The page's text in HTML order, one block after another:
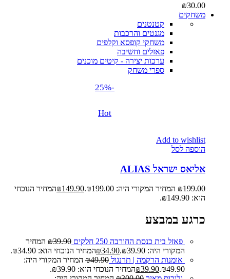
₪30.00
משחקים
קטנטנים
מגנטים והרכבות
משחקי קופסא וקלפים
פאזלים וחשיבה
ערכות יצירה - קיטים מוכנים
ספרי משחק
-25%
Hot
Add to wishlist
הוספה לסל
אליאס ישראל ALIAS
₪199.00 המחיר המקורי היה: ₪199.00. ₪149.90
המחיר הנוכחי
הוא: ₪149.90.
כרגע במבצע
פאזל בית כנסת החורבה 250 חלקים ₪39.90
המחיר
המקורי היה: ₪39.90.
₪34.90
המחיר הנוכחי הוא: ₪34.90.
אומנות הרקמה | תרנגול
₪49.90
המחיר המקורי היה:
₪49.90.
₪39.90
המחיר הנוכחי הוא: ₪39.90.